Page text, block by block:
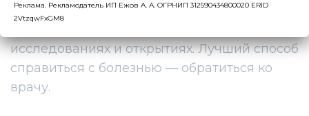
рекомендации по борьбе с той или иной
исследованиях и открытиях. Лучший способ
справиться с болезнью — обратиться ко
врачу.
Реклама. Рекламодатель ИП Ежов А. А. ОГРНИП 312590434800020 ERID
2VtzqwFxGM8